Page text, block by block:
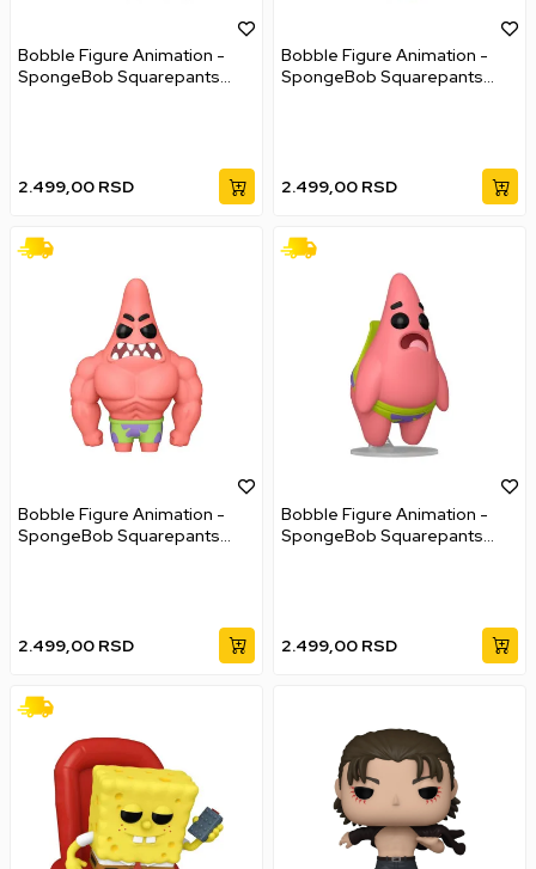
Bobble Figure Animation -
SpongeBob Squarepants
2.499,00 RSD
Bobble Figure Animation -
SpongeBob Squarepants
2.499,00 RSD
Bobble Figure Animation -
SpongeBob Squarepants
2.499,00 RSD
Bobble Figure Animation -
SpongeBob Squarepants
2.499,00 RSD